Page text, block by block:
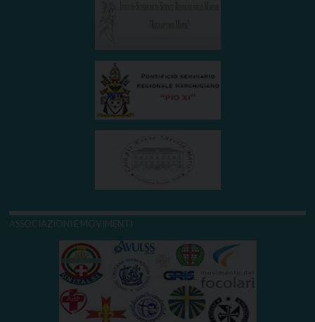
ASSOCIAZIONI E MOVIMENTI